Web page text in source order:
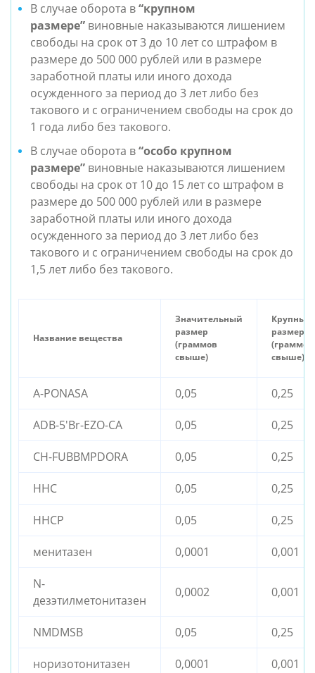
В случае оборота в“крупном
размере” виновные наказываются лишением
свободы на срок от 3 до 10 лет со штрафом в
размере до 500 000 рублей или в размере
заработной платы или иного дохода
осужденного за период до 3 лет либо без
такового и с ограничением свободы на срок до
1 года либо без такового.
В случае оборота в“особо крупном
размере” виновные наказываются лишением
свободы на срок от 10 до 15 лет со штрафом в
размере до 500 000 рублей или в размере
заработной платы или иного дохода
осужденного за период до 3 лет либо без
такового и с ограничением свободы на срок до
1,5 лет либо без такового.
Название вещества
Значительный
размер
(граммов
свыше)
Крупный
размер
(граммов
свыше)
A-PONASA 0,05 0,25
ADB-5'Br-EZO-CA 0,05 0,25
CH-FUBBMPDORA 0,05 0,25
HHC 0,05 0,25
HHCP 0,05 0,25
менитазен 0,0001 0,001
N-
дезэтилметонитазен
0,0002 0,001
NMDMSB 0,05 0,25
норизотонитазен 0,0001 0,001